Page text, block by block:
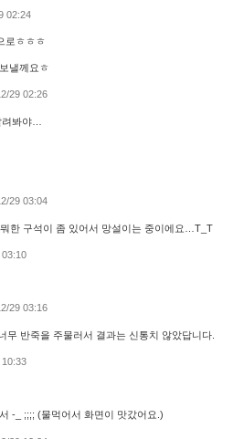
02:24
로ㅎㅎㅎ
낼께요ㅎ
29 02:26
봐야…
29 03:04
한 구석이 좀 있어서 망설이는 중이에요…T_T
29 03:16
무 반죽을 주물러서 결과는 신통치 않았답니다.
-_ ;;;; (물먹어서 화면이 맛갔어요.)